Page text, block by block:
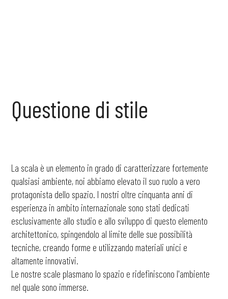
Questione di stile
La scala è un elemento in grado di caratterizzare fortemente
qualsiasi ambiente, noi abbiamo elevato il suo ruolo a vero
protagonista dello spazio. I nostri oltre cinquanta anni di
esperienza in ambito internazionale sono stati dedicati
esclusivamente allo studio e allo sviluppo di questo elemento
architettonico, spingendolo al limite delle sue possibilità
tecniche, creando forme e utilizzando materiali unici e
altamente innovativi.
Le nostre scale plasmano lo spazio e ridefiniscono l'ambiente
nel quale sono immerse.